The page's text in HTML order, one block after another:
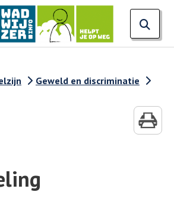
het
Geweld en discriminatie